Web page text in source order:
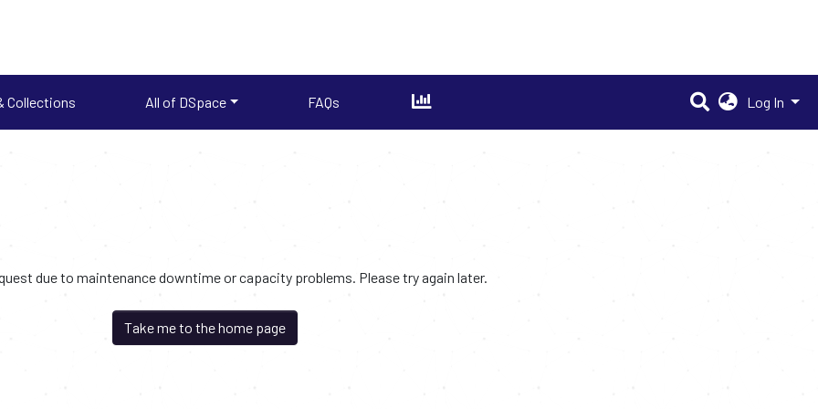
Collections All of DSpace FAQs Log In
due to maintenance downtime or capacity problems. Please try again later.
Take me to the home page